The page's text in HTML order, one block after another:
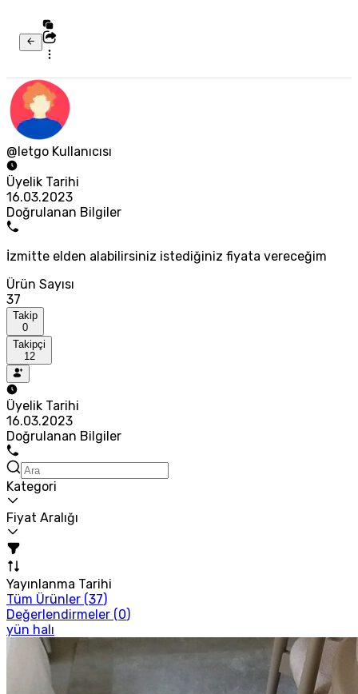
@letgo Kullanıcısı
Üyelik Tarihi
16.03.2023
Doğrulanan Bilgiler
İzmitte elden alabilirsiniz istediğiniz fiyata vereceğim
Ürün Sayısı
37
Takip
0
Takipçi
12
Üyelik Tarihi
16.03.2023
Doğrulanan Bilgiler
Kategori
Fiyat Aralığı
Yayınlanma Tarihi
Tüm Ürünler (37)
Değerlendirmeler (0)
yün halı